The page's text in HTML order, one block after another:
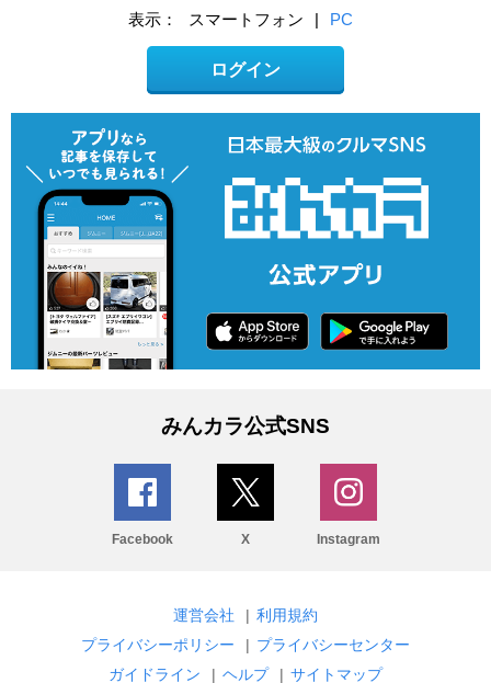
表示： スマートフォン | PC
ログイン
みんカラ公式SNS
Facebook X Instagram
運営会社 | 利用規約
プライバシーポリシー
| プライバシーセンター
ガイドライン
| ヘルプ | サイトマップ